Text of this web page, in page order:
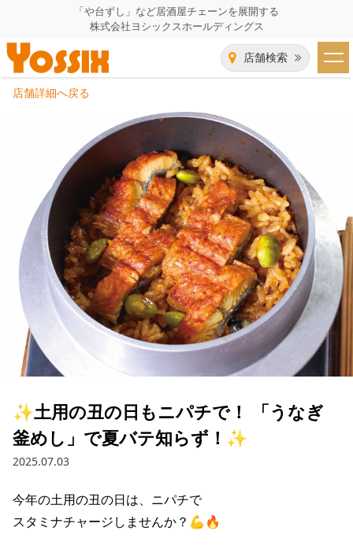
「や台ずし」など居酒屋チェーンを展開する
株式会社ヨシックスホールディングス
店舗検索
HOME
企業情報
企業情報トップ
代表者あいさつ
グループ会社
会社概要
沿革
経営陣
所在地
事業一覧
飲食事業紹介
飲食事業紹介トップ
や台ずし
ニパチ
これや
焼とりてっぱん
せんと
IR（株主・投資家）情報
IR情報トップ
会長メッセージ
コーポレートガバナンス
財務情報
業績推移
財政状況
株式情報
IRライブラリ
採用情報
採用情報トップ
パート・アルバイト
店舗物件・店舗施工管理業者の募集
お問い合わせ
お問い合わせトップ
ご意見・アンケート（ご来店の方）
このサイトについて
プライバシーポリシー
店舗詳細へ戻る
✨土用の丑の日もニパチで！ 「うなぎ
釜めし」で夏バテ知らず！✨
2025.07.03
今年の土用の丑の日は、ニパチで
スタミナチャージしませんか？💪🔥